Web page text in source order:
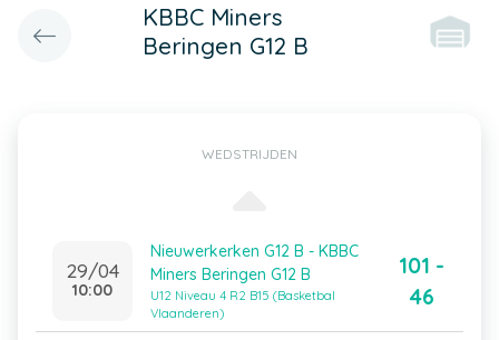
KBBC Miners
Beringen G12 B
WEDSTRIJDEN
29/04
10:00
Nieuwerkerken G12 B - KBBC
Miners Beringen G12 B
U12 Niveau 4 R2 B15 (Basketbal
Vlaanderen)
101 -
46